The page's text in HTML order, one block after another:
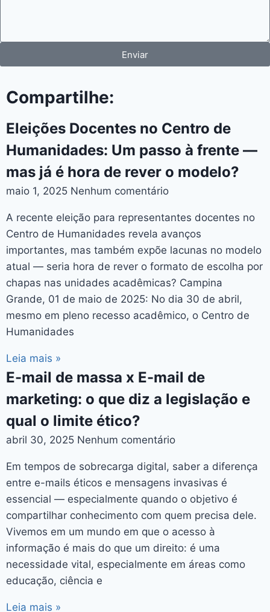
Enviar
Compartilhe:
Eleições Docentes no Centro de
Humanidades: Um passo à frente —
mas já é hora de rever o modelo?
maio 1, 2025 Nenhum comentário
A recente eleição para representantes docentes no
Centro de Humanidades revela avanços
importantes, mas também expõe lacunas no modelo
atual — seria hora de rever o formato de escolha por
chapas nas unidades acadêmicas? Campina
Grande, 01 de maio de 2025: No dia 30 de abril,
mesmo em pleno recesso acadêmico, o Centro de
Humanidades
Leia mais »
E-mail de massa x E-mail de
marketing: o que diz a legislação e
qual o limite ético?
abril 30, 2025 Nenhum comentário
Em tempos de sobrecarga digital, saber a diferença
entre e-mails éticos e mensagens invasivas é
essencial — especialmente quando o objetivo é
compartilhar conhecimento com quem precisa dele.
Vivemos em um mundo em que o acesso à
informação é mais do que um direito: é uma
necessidade vital, especialmente em áreas como
educação, ciência e
Leia mais »